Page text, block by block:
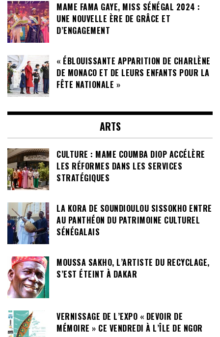
MAME FAMA GAYE, MISS SÉNÉGAL 2024 :
UNE NOUVELLE ÈRE DE GRÂCE ET
D’ENGAGEMENT
« ÉBLOUISSANTE APPARITION DE CHARLÈNE
DE MONACO ET DE LEURS ENFANTS POUR LA
FÊTE NATIONALE »
ARTS
CULTURE : MAME COUMBA DIOP ACCÉLÈRE
LES RÉFORMES DANS LES SERVICES
STRATÉGIQUES
LA KORA DE SOUNDIOULOU SISSOKHO ENTRE
AU PANTHÉON DU PATRIMOINE CULTUREL
SÉNÉGALAIS
MOUSSA SAKHO, L’ARTISTE DU RECYCLAGE,
S’EST ÉTEINT À DAKAR
VERNISSAGE DE L’EXPO « DEVOIR DE
MÉMOIRE » CE VENDREDI À L’ÎLE DE NGOR